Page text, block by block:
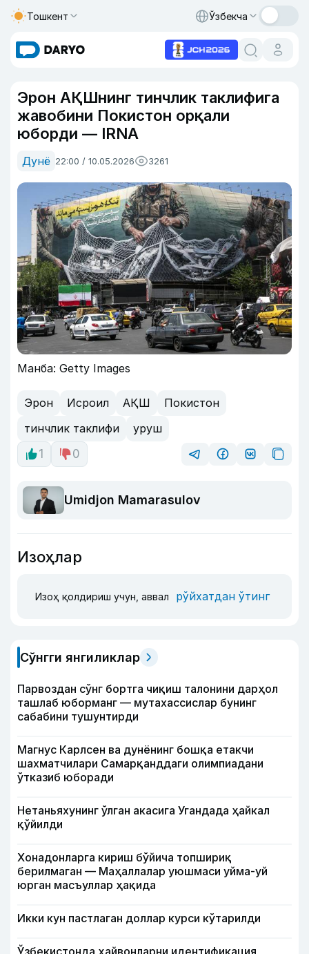
Тошкент Ўзбекча
Эрон АҚШнинг тинчлик таклифига
жавобини Покистон орқали
юборди — IRNA
Дунё 22:00 / 10.05.2026 3261
Манба: Getty Images
Эрон Исроил АҚШ
Покистон
тинчлик таклифи
уруш
1
0
Umidjon Mamarasulov
Изоҳлар
Изоҳ қолдириш учун, аввал рўйхатдан ўтинг
Сўнгги янгиликлар
Парвоздан сўнг бортга чиқиш талонини дарҳол
ташлаб юборманг — мутахассислар бунинг
сабабини тушунтирди
Магнус Карлсен ва дунёнинг бошқа етакчи
шахматчилари Самарқанддаги олимпиадани
ўтказиб юборади
Нетаньяхунинг ўлган акасига Угандада ҳайкал
қўйилди
Хонадонларга кириш бўйича топшириқ
берилмаган — Маҳаллалар уюшмаси уйма-уй
юрган масъуллар ҳақида
Икки кун пастлаган доллар курси кўтарилди
Ўзбекистонда ҳайвонларни идентификация